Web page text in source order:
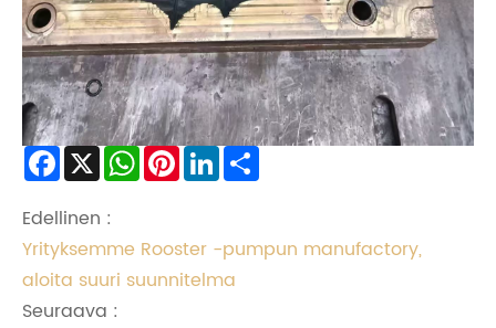
Facebook
X WhatsApp
PinterestLinkedIn
Edellinen :
Yrityksemme Rooster -pumpun manufactory,
aloita suuri suunnitelma
Seuraava :